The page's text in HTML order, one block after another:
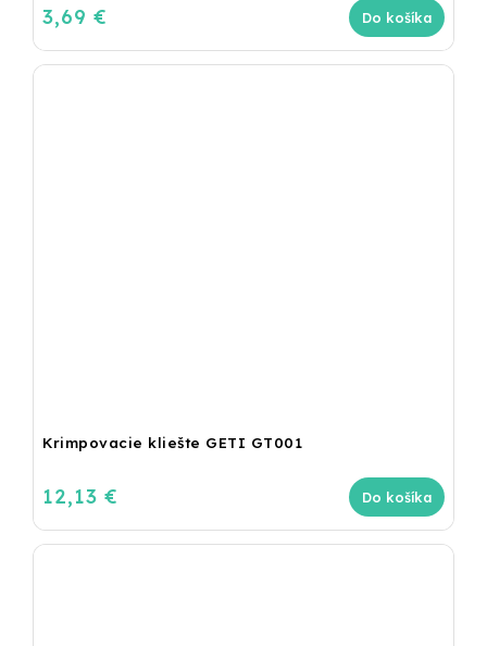
3,69 € Do košíka
Krimpovacie kliešte GETI GT001
12,13 € Do košíka